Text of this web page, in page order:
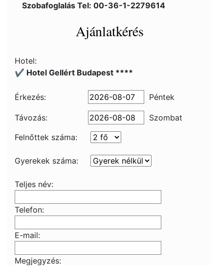
Szobafoglalás Tel: 00-36-1-2279614
Ajánlatkérés
Hotel:
✔️ Hotel Gellért Budapest ****
Érkezés: Péntek
Távozás:
Szombat
Felnőttek száma:
Gyerekek száma:
Teljes név:
Telefon:
E-mail:
Megjegyzés: